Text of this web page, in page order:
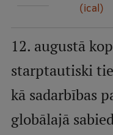
Vakances
Mobile
galvenā
izvēlne
Studiju
(ical)
12. augustā
starptautiski
kā sadarbības
globālajā